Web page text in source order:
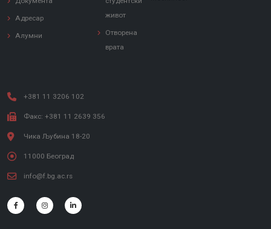
Адресар
Алумни
живот
Отворена
врата
+381 11 3206 102
Факс: +381 11 2639 356
Чика Љубина 18-20
11000 Београд
info@f.bg.ac.rs